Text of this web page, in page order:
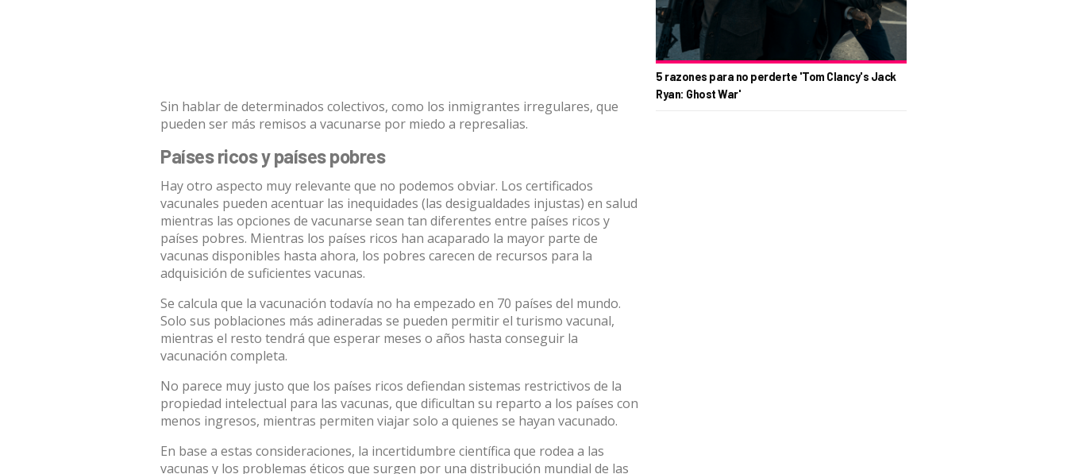
Sin hablar de determinados colectivos, como los inmigrantes irregulares, que
pueden ser más remisos a vacunarse por miedo a represalias.
Países ricos y países pobres
Hay otro aspecto muy relevante que no podemos obviar. Los certificados
vacunales pueden acentuar las inequidades (las desigualdades injustas) en salud
mientras las opciones de vacunarse sean tan diferentes entre países ricos y
países pobres. Mientras los países ricos han acaparado la mayor parte de
vacunas disponibles hasta ahora, los pobres carecen de recursos para la
adquisición de suficientes vacunas.
Se calcula que la vacunación todavía no ha empezado en 70 países del mundo.
Solo sus poblaciones más adineradas se pueden permitirel turismo vacunal,
mientras el resto tendrá que esperar meses o años hasta conseguir la
vacunación completa.
No parece muy justo que los países ricos defiendan sistemas restrictivos de la
propiedad intelectual para las vacunas, que dificultan su reparto a los países con
menos ingresos, mientras permiten viajar solo a quienes se hayan vacunado.
En base a estas consideraciones, la incertidumbre científica que rodea a las
vacunas y los problemas éticos que surgen por una distribución mundial de las
5 razones para no perderte 'Tom Clancy's Jack
Ryan: Ghost War'